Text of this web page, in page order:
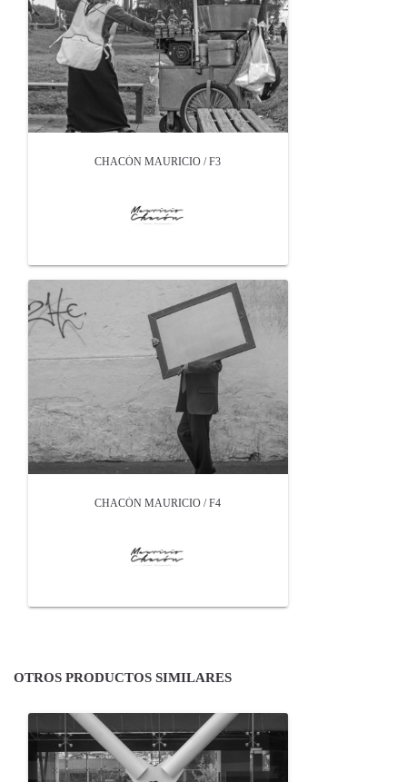
CHACÓN MAURICIO / F3
CHACÓN MAURICIO / F4
OTROS PRODUCTOS SIMILARES